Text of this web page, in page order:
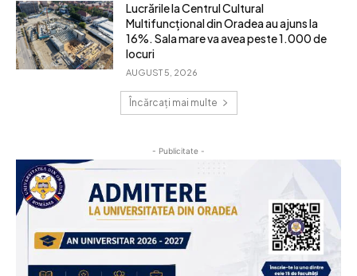
Lucrările la Centrul Cultural
Multifuncțional din Oradea au ajuns la
16%. Sala mare va avea peste 1.000 de
locuri
AUGUST 5, 2026
Încărcați mai multe
- Publicitate -